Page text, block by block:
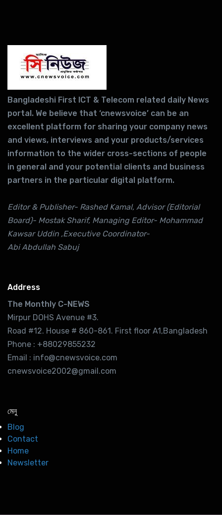
Bangladeshi First ICT & Telecom related daily News
portal. We believe that ‘cnewsvoice’ can be an
excellent platform for sharing your company news
and views, interviews and your products/services
information to the wider cross-sections of people
in general and your potential clients and business
partners in the particular digital platform.
Editor & Publisher- Rashed Kamal, Advisor (Editorial
Board)- Mostak Sharif, Managing Editor- Mohammad
Kawsar Uddin ,Executive Coordinator-
Abi Abdullah Sabuj
Address
The Monthly C-NEWS
Mirpur DOHS Avenue #3.
Road #12. House # 860-861. First floor A1,Bangladesh
Phone : +88029855232
Email : info@cnewsvoice.com
cnewsvoice2002@gmail.com
মেনু
Blog
Contact
Home
Newsletter